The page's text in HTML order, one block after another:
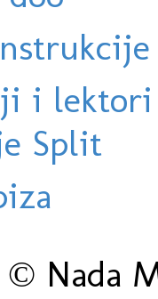
i
Split
Nada